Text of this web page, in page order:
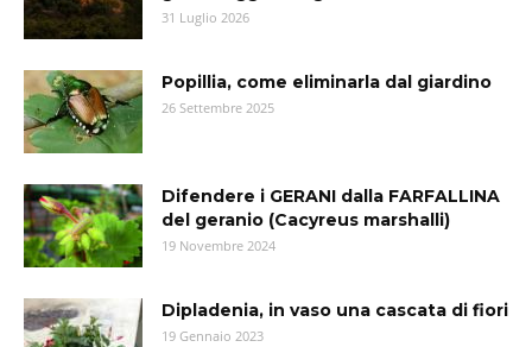
31 Luglio 2026
Popillia, come eliminarla dal giardino
26 Settembre 2025
Difendere i GERANI dalla FARFALLINA
del geranio (Cacyreus marshalli)
19 Novembre 2024
Dipladenia, in vaso una cascata di fiori
19 Gennaio 2023